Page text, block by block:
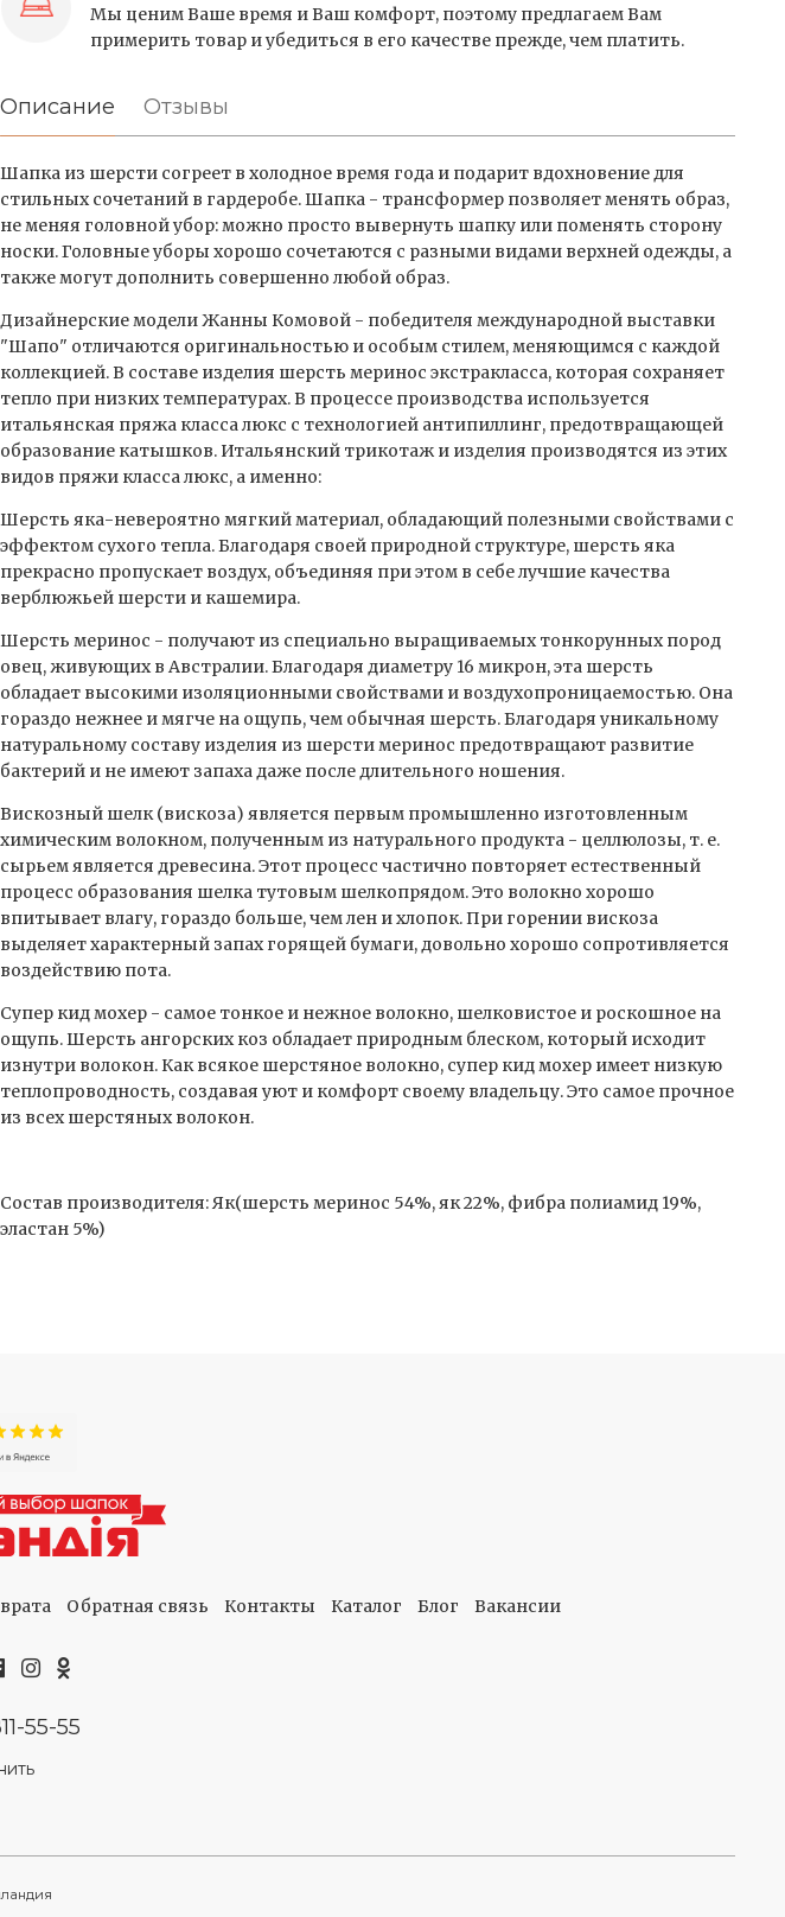
Мы ценим Ваше время и Ваш комфорт, поэтому предлагаем Вам
примерить товар и убедиться в его качестве прежде, чем платить.
Описание Отзывы
Шапка из шерсти согреет в холодное время года и подарит вдохновение для
стильных сочетаний в гардеробе. Шапка - трансформер позволяет менять образ,
не меняя головной убор: можно просто вывернуть шапку или поменять сторону
носки. Головные уборы хорошо сочетаются с разными видами верхней одежды, а
также могут дополнить совершенно любой образ.
Дизайнерские модели Жанны Комовой - победителя международной выставки
"Шапо" отличаются оригинальностью и особым стилем, меняющимся с каждой
коллекцией. В составе изделия шерсть меринос экстракласса, которая сохраняет
тепло при низких температурах. В процессе производства используется
итальянская пряжа класса люкс с технологией антипиллинг, предотвращающей
образование катышков. Итальянский трикотаж и изделия производятся из этих
видов пряжи класса люкс, а именно:
Шерсть яка-невероятно мягкий материал, обладающий полезными свойствами с
эффектом сухого тепла. Благодаря своей природной структуре, шерсть яка
прекрасно пропускает воздух, объединяя при этом в себе лучшие качества
верблюжьей шерсти и кашемира.
Шерсть меринос - получают из специально выращиваемых тонкорунных пород
овец, живующих в Австралии. Благодаря диаметру 16 микрон, эта шерсть
обладает высокими изоляционными свойствами и воздухопроницаемостью. Она
гораздо нежнее и мягче на ощупь, чем обычная шерсть. Благодаря уникальному
натуральному составу изделия из шерсти меринос предотвращают развитие
бактерий и не имеют запаха даже после длительного ношения.
Вискозный шелк (вискоза) является первым промышленно изготовленным
химическим волокном, полученным из натурального продукта - целлюлозы, т. е.
сырьем является древесина. Этот процесс частично повторяет естественный
процесс образования шелка тутовым шелкопрядом. Это волокно хорошо
впитывает влагу, гораздо больше, чем лен и хлопок. При горении вискоза
выделяет характерный запах горящей бумаги, довольно хорошо сопротивляется
воздействию пота.
Супер кид мохер - самое тонкое и нежное волокно, шелковистое и роскошное на
ощупь. Шерсть ангорских коз обладает природным блеском, который исходит
изнутри волокон. Как всякое шерстяное волокно, супер кид мохер имеет низкую
теплопроводность, создавая уют и комфорт своему владельцу. Это самое прочное
из всех шерстяных волокон.
Состав производителя: Як(шерсть меринос 54%, як 22%, фибра полиамид 19%,
эластан 5%)
Обратная связь Контакты Каталог Блог Вакансии
55-55